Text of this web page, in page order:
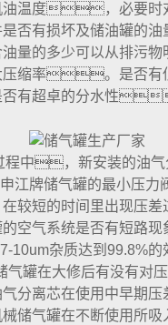
油温度，必要
有损坏及储油罐的油
多少可以从排污物
缩率。是否有
有超卓的分水性
程中，新安装的油
牌储气罐的最小压力
短的时间里出现压
空气系统是否有短路
10um杂质达到99.8%
在大修后有没有对
气分离芯在使用中早
气罐在不断使用所吸